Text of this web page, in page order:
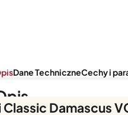
Damascus
Dane TechniczneCechy i
uniwersalny Mcusta